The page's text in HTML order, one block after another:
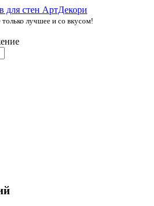
лучшее и со вкусом!